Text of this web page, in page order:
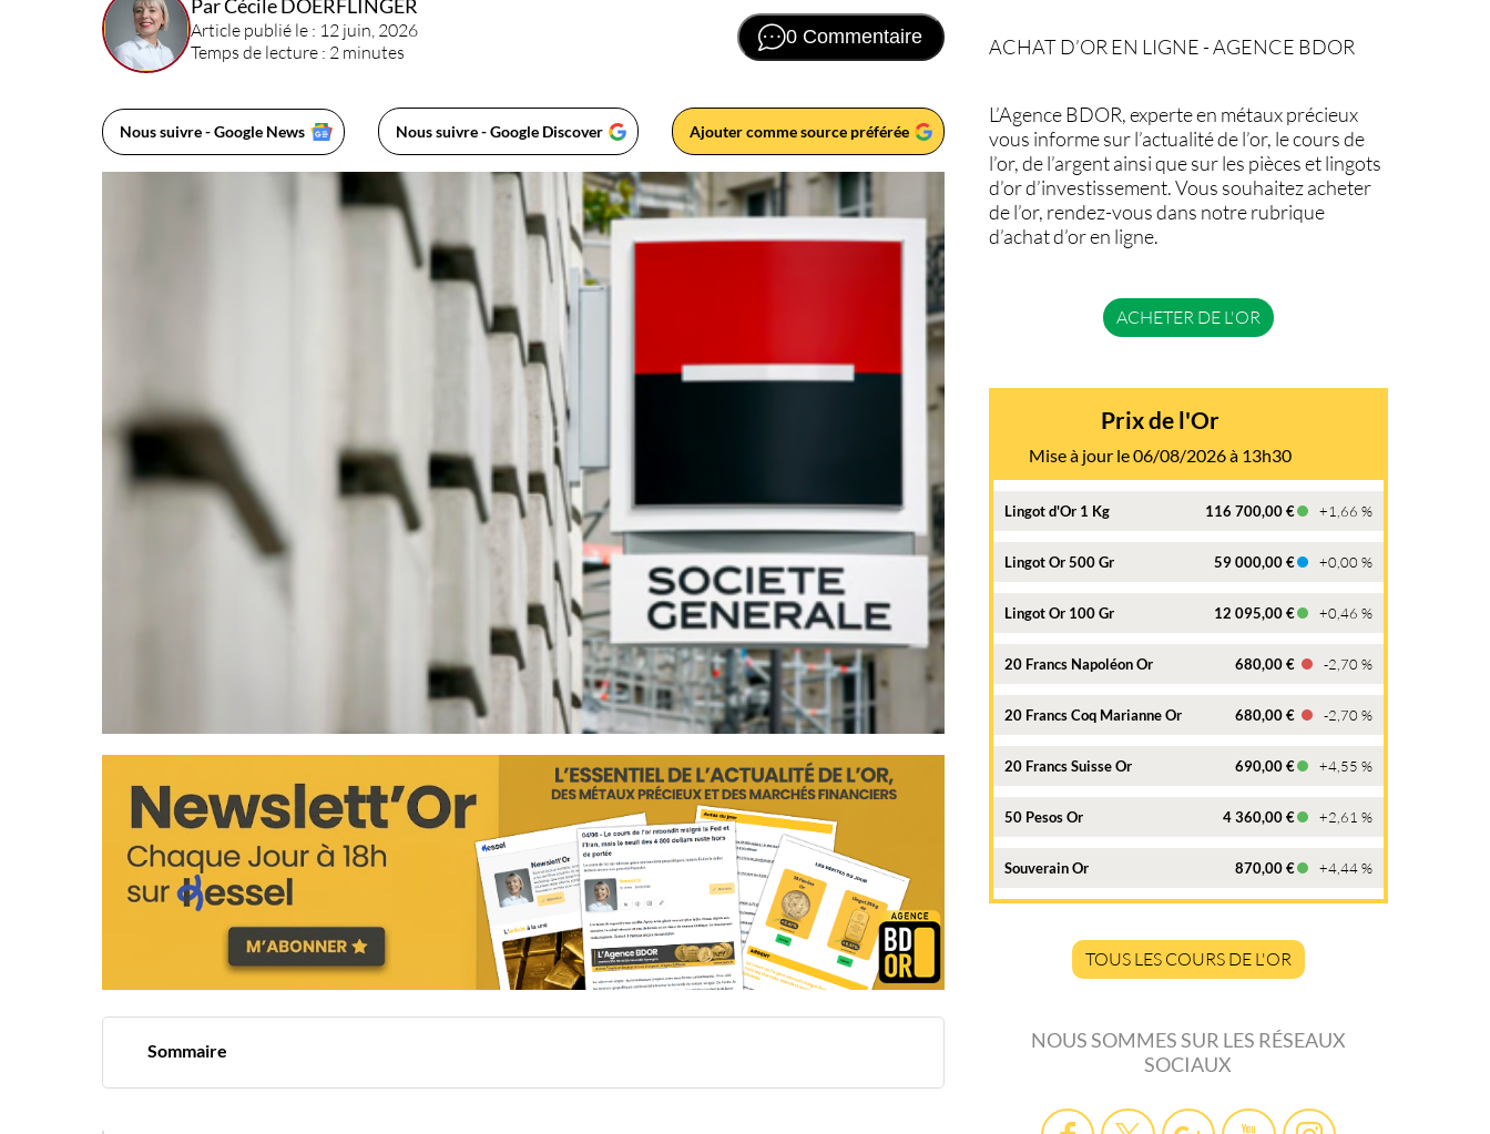
Par Cécile DOERFLINGER
Article publié le : 12 juin, 2026
Temps de lecture : 2 minutes
0 Commentaire
Nous suivre - Google News Nous suivre - Google Discover Ajouter comme source préférée
Sommaire
ACHAT D’OR EN LIGNE - AGENCE BDOR
L’Agence BDOR, experte en métaux précieux
vous informe sur l’actualité de l’or, le cours de
l’or, de l’argent ainsi que sur les pièces et lingots
d’or d’investissement. Vous souhaitez acheter
de l’or, rendez-vous dans notre rubrique
d’achat d’or en ligne.
ACHETER DE L'OR
Prix de l'Or
Mise à jour le 06/08/2026 à 13h30
Lingot d'Or 1 Kg 116 700,00 € +1,66 %
Lingot Or 500 Gr 59 000,00 € +0,00 %
Lingot Or 100 Gr 12 095,00 € +0,46 %
20 Francs Napoléon Or 680,00 € -2,70 %
20 Francs Coq Marianne Or 680,00 € -2,70 %
20 Francs Suisse Or 690,00 € +4,55 %
50 Pesos Or 4 360,00 € +2,61 %
Souverain Or 870,00 € +4,44 %
TOUS LES COURS DE L'OR
NOUS SOMMES SUR LES RÉSEAUX
SOCIAUX